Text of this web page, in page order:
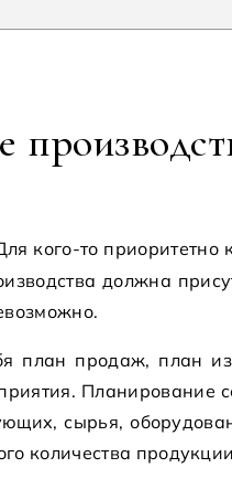
должна
план продаж, план
Планирование
сырья,
количества